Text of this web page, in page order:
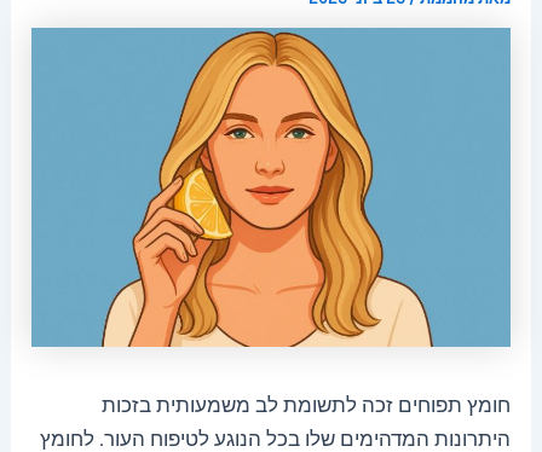
חומץ תפוחים זכה לתשומת לב משמעותית בזכות
היתרונות המדהימים שלו בכל הנוגע לטיפוח העור. לחומץ